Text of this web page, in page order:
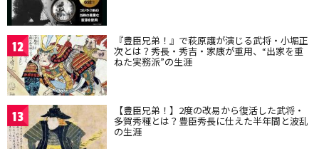
12 『豊臣兄弟！』で萩原護が演じる武将・小堀正
次とは？秀長・秀吉・家康が重用、“出家を重
ねた実務派”の生涯
13 【豊臣兄弟！】2度の改易から復活した武将・
多賀秀種とは？豊臣秀長に仕えた半年間と波乱
の生涯